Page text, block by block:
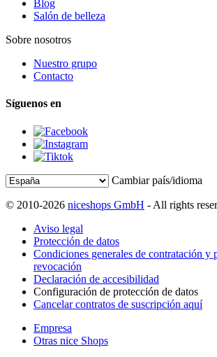
Blog
Salón de belleza
Sobre nosotros
Nuestro grupo
Contacto
Síguenos en
Cambiar país/idioma
© 2010-2026 niceshops GmbH - All rights
Aviso legal
Protección de datos
Condiciones generales de contratación y
revocación
Declaración de accesibilidad
Configuración de protección de datos
Cancelar contratos de suscripción aquí
Empresa
Otras nice Shops